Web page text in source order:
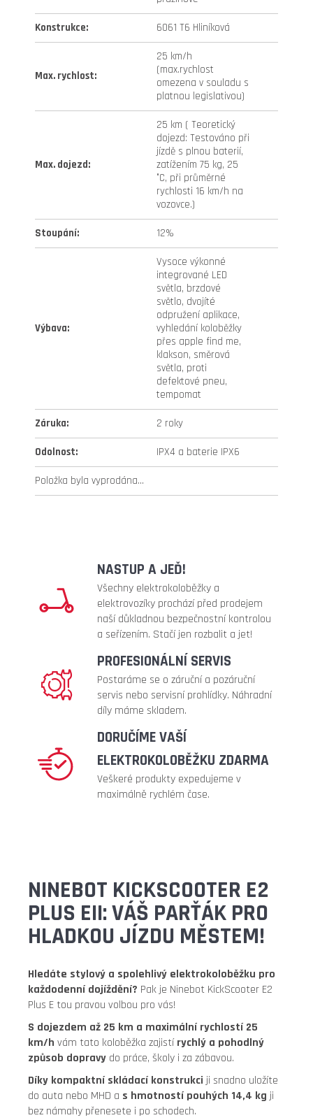
Konstrukce: 6061 T6 Hliníková
Max. rychlost:
25 km/h
(max.rychlost
omezena v souladu s
platnou legislativou)
Max. dojezd:
25 km ( Teoretický
dojezd: Testováno při
jízdě s plnou baterií,
zatížením 75 kg, 25
°C, při průměrné
rychlosti 16 km/h na
vozovce.)
Stoupání: 12%
Výbava:
Vysoce výkonné
integrované LED
světla, brzdové
světlo, dvojíté
odpružení aplikace,
vyhledání koloběžky
přes apple find me,
klakson, směrová
světla, proti
defektové pneu,
tempomat
Záruka: 2 roky
Odolnost: IPX4 a baterie IPX6
Položka byla vyprodána…
NASTUP A JEĎ!
Všechny elektrokoloběžky a
elektrovozíky prochází před prodejem
naší důkladnou bezpečnostní kontrolou
a seřízením. Stačí jen rozbalit a jet!
PROFESIONÁLNÍ SERVIS
Postaráme se o záruční a pozáruční
servis nebo servisní prohlídky. Náhradní
díly máme skladem.
DORUČÍME VAŠÍ
ELEKTROKOLOBĚŽKU ZDARMA
Veškeré produkty expedujeme v
maximálně rychlém čase.
NINEBOT KICKSCOOTER E2
PLUS EII: VÁŠ PARŤÁK PRO
HLADKOU JÍZDU MĚSTEM!
Hledáte stylový a spolehlivý elektrokoloběžku pro
každodenní dojíždění? Pak je Ninebot KickScooter E2
Plus E tou pravou volbou pro vás!
S dojezdem až 25 km a maximální rychlostí 25
km/h vám tato koloběžka zajistírychlý a pohodlný
způsob dopravy do práce, školy i za zábavou.
Díky kompaktní skládací konstrukciji snadno uložíte
do auta nebo MHD a s hmotností pouhých 14,4 kgji
bez námahy přenesete i po schodech.